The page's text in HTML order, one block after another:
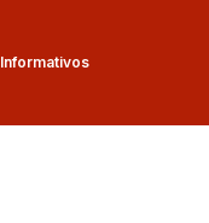
Informativos